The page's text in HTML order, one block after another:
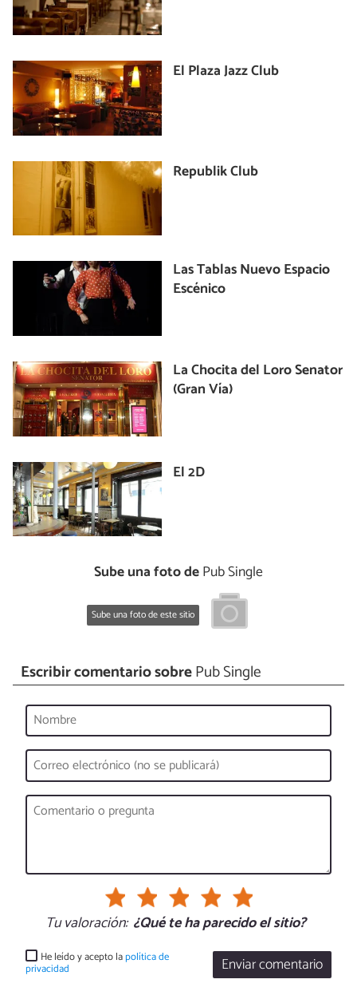
El Plaza Jazz Club
Republik Club
Las Tablas Nuevo Espacio
Escénico
La Chocita del Loro Senator
(Gran Vía)
El 2D
Sube una foto dePub Single
Sube una foto de este sitio
Escribir comentario sobrePub Single
Tu valoración: ¿Qué te ha parecido el sitio?
Enviar comentario
He leído y acepto lapolítica de
privacidad